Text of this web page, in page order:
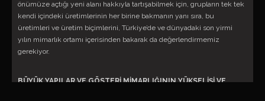
önümüze açtığı yeni alanı hakkıyla tartışabilmek için, grupların tek tek
kendi içindeki üretimlerinin her birine bakmanın yanı sıra, bu
üretimleri ve üretim biçimlerini, Türkiye’de ve dünyadaki son yirmi
yılın mimarlık ortamı içerisinden bakarak da değerlendirmemiz
gerekiyor.
BÜYÜK YAPILAR VE GÖSTERİ MİMARLIĞININ YÜKSELİŞİ VE